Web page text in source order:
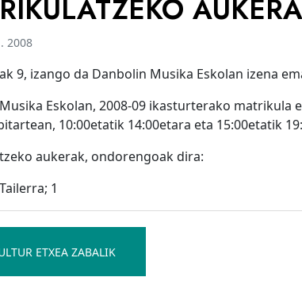
AUKERA
2008
9, izango da Danbolin Musika Eskolan izena
Eskolan, 2008-09 ikasturterako matrikula
10:00etatik 14:00etara eta 15:00etatik
aukerak, ondorengoak dira:
Tailerra; 1
ETXEA ZABALIK